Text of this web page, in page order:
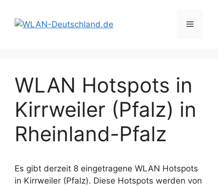
Inhalt
springen
Menü
WLAN Hotspots in
Kirrweiler (Pfalz) in
Rheinland-Pfalz
Es gibt derzeit 8 eingetragene WLAN Hotspots
in Kirrweiler (Pfalz). Diese Hotspots werden von